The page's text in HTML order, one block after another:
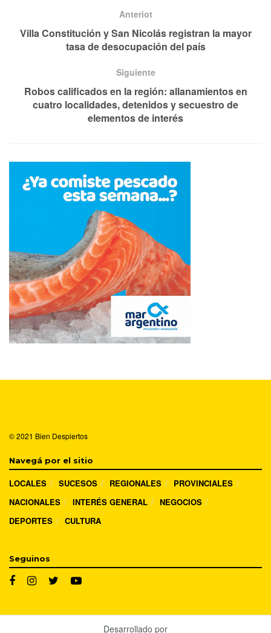
Anteriot
Villa Constitución y San Nicolás registran la mayor
tasa de desocupación del país
Siguiente
Robos calificados en la región: allanamientos en
cuatro localidades, detenidos y secuestro de
elementos de interés
© 2021 Bien Despiertos
Navegá por el sitio
LOCALES SUCESOS REGIONALES
PROVINCIALES
NACIONALES
INTERÉS GENERAL
NEGOCIOS
DEPORTES
CULTURA
Seguinos
Desarrollado por